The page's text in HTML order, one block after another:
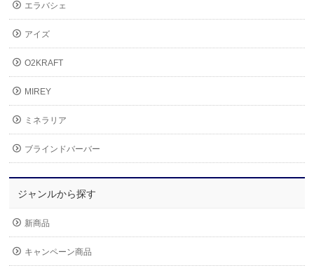
エラバシェ
アイズ
O2KRAFT
MIREY
ミネラリア
ブラインドバーバー
ジャンルから探す
新商品
キャンペーン商品